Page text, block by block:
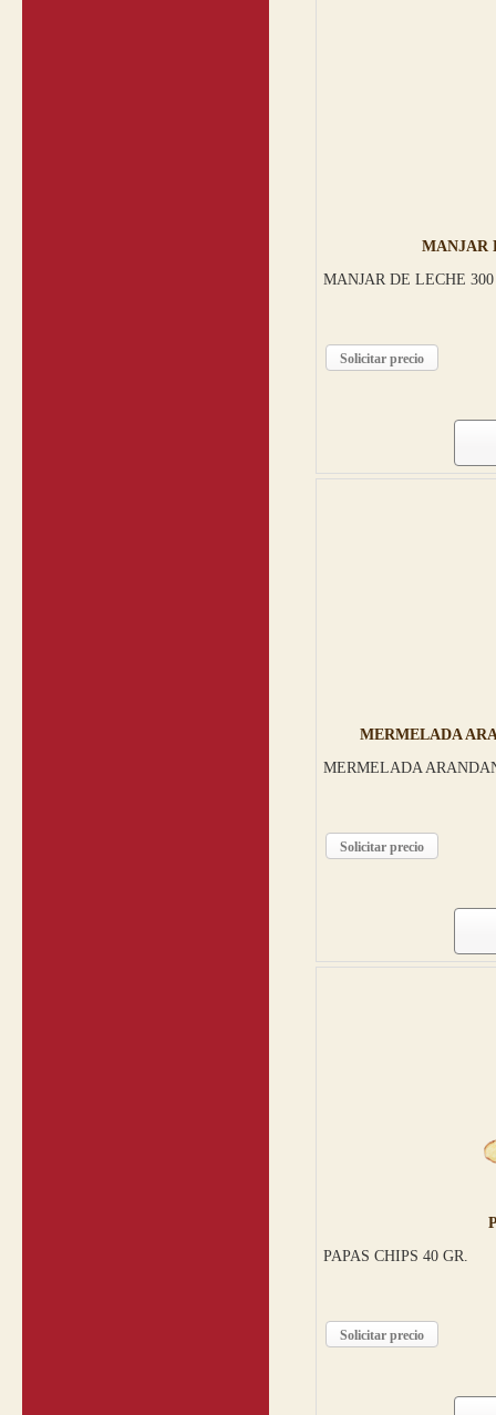
MANJAR
MANJAR DE LECHE 300
Solicitar precio
MERMELADA
MERMELADA
Solicitar precio
PAPAS CHIPS 40 GR.
Solicitar precio